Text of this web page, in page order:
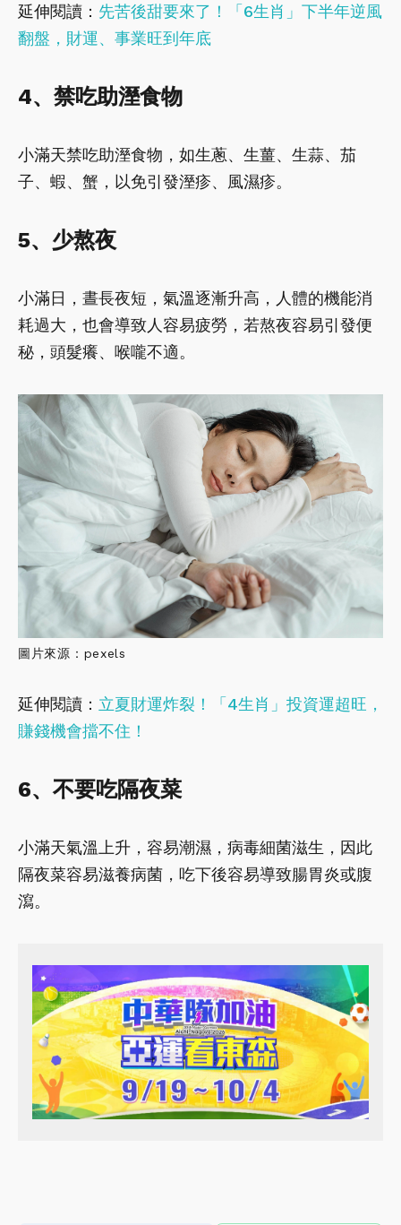
延伸閱讀： 先苦後甜要來了！「6生肖」下半年逆風
翻盤，財運、事業旺到年底
4、禁吃助溼食物
小滿天禁吃助溼食物，如生蔥、生薑、生蒜、茄
子、蝦、蟹，以免引發溼疹、風濕疹。
5、少熬夜
小滿日，晝長夜短，氣溫逐漸升高，人體的機能消
耗過大，也會導致人容易疲勞，若熬夜容易引發便
秘，頭髮癢、喉嚨不適。
圖片來源：pexels
延伸閱讀： 立夏財運炸裂！「4生肖」投資運超旺，
賺錢機會擋不住！
6、不要吃隔夜菜
小滿天氣溫上升，容易潮濕，病毒細菌滋生，因此
隔夜菜容易滋養病菌，吃下後容易導致腸胃炎或腹
瀉。